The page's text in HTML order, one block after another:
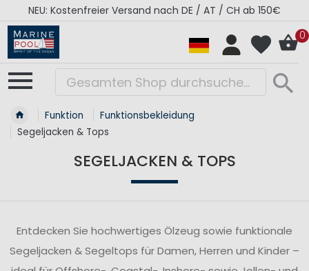
RÉGATES ROYALES Kollektion - Super Sale
0
Funktion
Funktionsbekleidung
Segeljacken & Tops
SEGELJACKEN & TOPS
Entdecken Sie hochwertiges Ölzeug sowie funktionale
Segeljacken & Segeltops für Damen, Herren und Kinder –